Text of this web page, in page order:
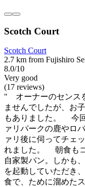
Scotch Court
Scotch Court
2.7 km from Fujishiro
8.0/10
Very good
(17 reviews)
" オーナーのセンス
ませんでしたが、お
もありました。 今
ァリパークの鹿やロ
ァリ後に伺ってチェ
れました。 朝食も
自家製パン。しかも
を起動していただき
食で、ために溜めた